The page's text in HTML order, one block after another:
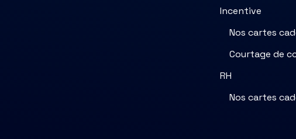
Incentive
Nos cartes
Courtage de
RH
Nos cartes